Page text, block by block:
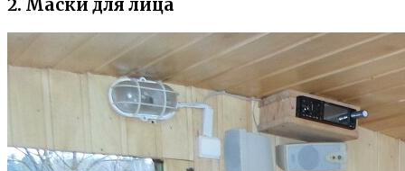
2. Маски для лица